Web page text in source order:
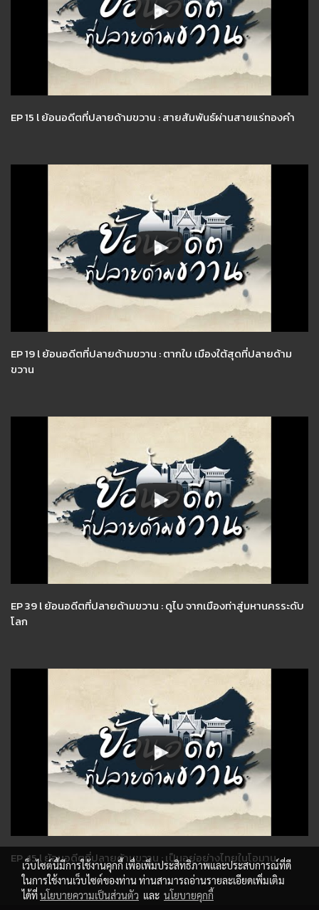
EP 15 l ย้อนอดีตที่ปลายด้ามขวาน : สายสัมพันธ์ผ่านสายแร่ทองคำ
EP 19 l ย้อนอดีตที่ปลายด้ามขวาน : ตากใบ เมืองใต้สุดที่ปลายด้าม
ขวาน
EP 39 l ย้อนอดีตที่ปลายด้ามขวาน : ดูไบ จากเมืองท่าสู่มหานครระดับ
โลก
EP 45 l ย้อนอดีตที่ปลายด้ามขวาน : เป็นอยู่อย่างไทยในโอมาน
เว็บไซต์นี้มีการใช้งานคุกกี้ เพื่อเพิ่มประสิทธิภาพและประสบการณ์ที่ดี
ในการใช้งานเว็บไซต์ของท่าน ท่านสามารถอ่านรายละเอียดเพิ่มเติม
ได้ที่นโยบายความเป็นส่วนตัว และ นโยบายคุกกี้